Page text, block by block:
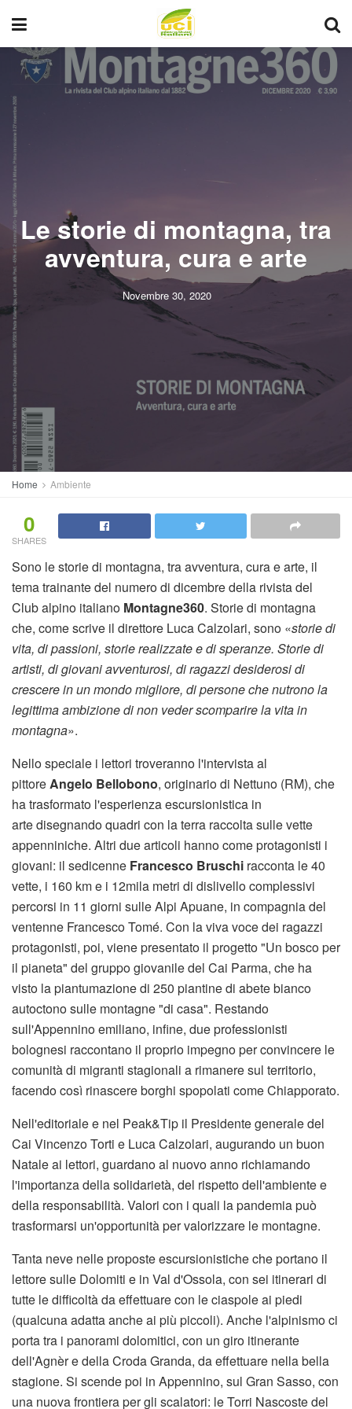
Le storie di montagna, tra
avventura, cura e arte
Novembre 30, 2020
Home Ambiente
0
SHARES
Sono le storie di montagna, tra avventura, cura e arte, il
tema trainante del numero di dicembre della rivista del
Club alpino italiano Montagne360. Storie di montagna
che, come scrive il direttore Luca Calzolari, sono «storie di
vita, di passioni, storie realizzate e di speranze. Storie di
artisti, di giovani avventurosi, di ragazzi desiderosi di
crescere in un mondo migliore, di persone che nutrono la
legittima ambizione di non veder scomparire la vita in
montagna».
Nello speciale i lettori troveranno l'intervista al
pittoreAngelo Bellobono, originario di Nettuno (RM), che
ha trasformato l'esperienza escursionistica in
arte disegnando quadri con la terra raccolta sulle vette
appenniniche. Altri due articoli hanno come protagonisti i
giovani: il sedicenne Francesco Bruschi racconta le 40
vette, i 160 km e i 12mila metri di dislivello complessivi
percorsi in 11 giorni sulle Alpi Apuane, in compagnia del
ventenne Francesco Tomé. Con la viva voce dei ragazzi
protagonisti, poi, viene presentato il progetto "Un bosco per
il pianeta" del gruppo giovanile del Cai Parma, che ha
visto la piantumazione di 250 piantine di abete bianco
autoctono sulle montagne "di casa". Restando
sull'Appennino emiliano, infine, due professionisti
bolognesi raccontano il proprio impegno per convincere le
comunità di migranti stagionali a rimanere sul territorio,
facendo così rinascere borghi spopolati come Chiapporato.
Nell'editoriale e nel Peak&Tip il Presidente generale del
Cai Vincenzo Torti e Luca Calzolari, augurando un buon
Natale ai lettori, guardano al nuovo anno richiamando
l'importanza della solidarietà, del rispetto dell'ambiente e
della responsabilità. Valori con i quali la pandemia può
trasformarsi un'opportunità per valorizzare le montagne.
Tanta neve nelle proposte escursionistiche che portano il
lettore sulle Dolomiti e in Val d'Ossola, con sei itinerari di
tutte le difficoltà da effettuare con le ciaspole ai piedi
(qualcuna adatta anche ai più piccoli). Anche l'alpinismo ci
porta tra i panorami dolomitici, con un giro itinerante
dell'Agnèr e della Croda Granda, da effettuare nella bella
stagione. Si scende poi in Appennino, sul Gran Sasso, con
una nuova frontiera per gli scalatori: le Torri Nascoste del